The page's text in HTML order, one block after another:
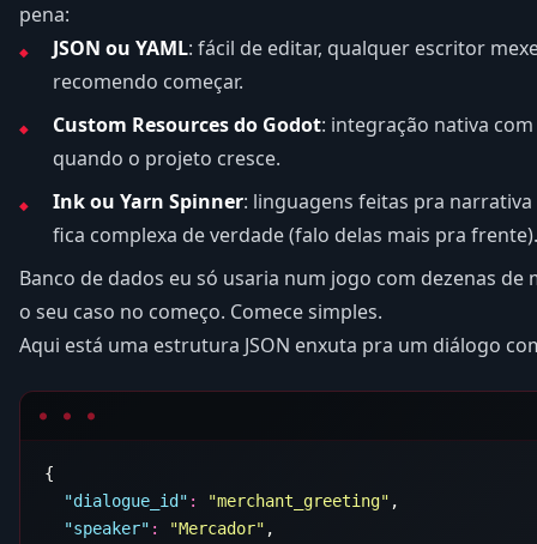
pena:
JSON ou YAML: fácil de editar, qualquer escritor
recomendo começar.
Custom Resources do Godot: integração nativa
quando o projeto cresce.
Ink ou Yarn Spinner: linguagens feitas pra
fica complexa de verdade (falo delas mais pra frente).
Banco de dados eu só usaria num jogo com dezenas
o seu caso no começo. Comece simples.
Aqui está uma estrutura JSON enxuta pra um diálogo
  "
dialogue_id " : "merchant_greeting"
  "
speaker" : "Mercador"